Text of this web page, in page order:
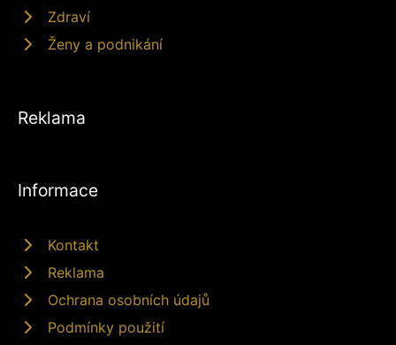
Zdraví
Ženy a podnikání
Reklama
Informace
Kontakt
Reklama
Ochrana osobních údajů
Podmínky použití